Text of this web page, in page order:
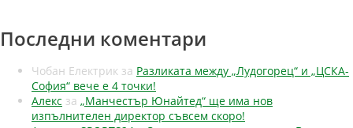
Последни коментари
Чобан Електрик за Разликата между „Лудогорец“ и „ЦСКА-
София“ вече е 4 точки!
Алекс за „Манчестър Юнайтед“ ще има нов
изпълнителен директор съвсем скоро!